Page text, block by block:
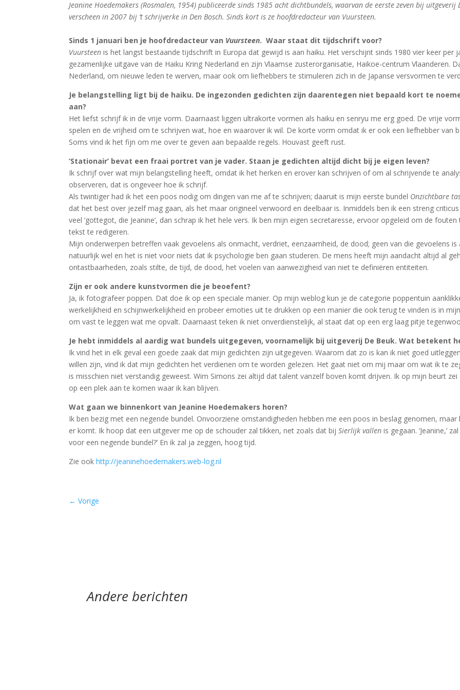
Jeanine Hoedemakers (Rosmalen, 1954) publiceerde sinds 1985 acht dichtbundels, waarvan de eerste zeven bij
verscheen in 2007 bij ’t schrijverke in Den Bosch. Sinds kort is ze hoofdredacteur van Vuursteen.
Sinds 1 januari ben je hoofdredacteur van Vuursteen. Waar staat dit tijdschrift voor?
Vuursteen is het langst bestaande tijdschrift in Europa dat gewijd is aan haiku. Het verschijnt sinds 1980 vier keer
gezamenlijke uitgave van de Haiku Kring Nederland en zijn Vlaamse zusterorganisatie, Haikoe-centrum Vlaanderen.
Nederland, om nieuwe leden te werven, maar ook om liefhebbers te stimuleren zich in de Japanse versvormen te
Je belangstelling ligt bij de haiku. De ingezonden gedichten zijn daarentegen niet bepaald kort te
aan?
Het liefst schrijf ik in de vrije vorm. Daarnaast liggen ultrakorte vormen als haiku en senryu me erg goed. De vrije
spelen en de vrijheid om te schrijven wat, hoe en waarover ik wil. De korte vorm omdat ik er ook een liefhebber van
Soms vind ik het fijn om me over te geven aan bepaalde regels. Houvast geeft rust.
‘Stationair’ bevat een fraai portret van je vader. Staan je gedichten altijd dicht bij je eigen leven?
Ik schrijf over wat mijn belangstelling heeft, omdat ik het herken en erover kan schrijven of om al schrijvende te
observeren, dat is ongeveer hoe ik schrijf.
Als twintiger had ik het een poos nodig om dingen van me af te schrijven; daaruit is mijn eerste bundel Onzichtbare
dat het best over jezelf mag gaan, als het maar origineel verwoord en deelbaar is. Inmiddels ben ik een streng
veel ‘gottegot, die Jeanine’, dan schrap ik het hele vers. Ik ben mijn eigen secretaresse, ervoor opgeleid om de
tekst te redigeren.
Mijn onderwerpen betreffen vaak gevoelens als onmacht, verdriet, eenzaamheid, de dood; geen van die gevoelens
natuurlijk wel en het is niet voor niets dat ik psychologie ben gaan studeren. De mens heeft mijn aandacht altijd al
ontastbaarheden, zoals stilte, de tijd, de dood, het voelen van aanwezigheid van niet te definiëren entiteiten.
Zijn er ook andere kunstvormen die je beoefent?
Ja, ik fotografeer poppen. Dat doe ik op een speciale manier. Op mijn weblog kun je de categorie poppentuin
werkelijkheid en schijnwerkelijkheid en probeer emoties uit te drukken op een manier die ook terug te vinden is in
om vast te leggen wat me opvalt. Daarnaast teken ik niet onverdienstelijk, al staat dat op een erg laag pitje
Je hebt inmiddels al aardig wat bundels uitgegeven, voornamelijk bij uitgeverij De Beuk. Wat betekent
Ik vind het in elk geval een goede zaak dat mijn gedichten zijn uitgegeven. Waarom dat zo is kan ik niet goed
willen zijn, vind ik dat mijn gedichten het verdienen om te worden gelezen. Het gaat niet om mij maar om wat ik te
is misschien niet verstandig geweest. Wim Simons zei altijd dat talent vanzelf boven komt drijven. Ik op mijn beurt
op een plek aan te komen waar ik kan blijven.
Wat gaan we binnenkort van Jeanine Hoedemakers horen?
Ik ben bezig met een negende bundel. Onvoorziene omstandigheden hebben me een poos in beslag genomen,
er komt. Ik hoop dat een uitgever me op de schouder zal tikken, net zoals dat bijSierlijk vallen is gegaan. ‘Jeanine,’
voor een negende bundel?’ En ik zal ja zeggen, hoog tijd.
Zie ookhttp://jeaninehoedemakers.web-log.nl
←Vorige
Andere berichten